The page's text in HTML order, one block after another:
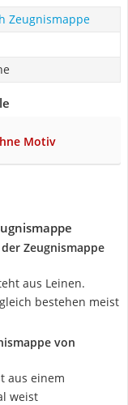
Zeugnismappe
Motiv
Zeugnismappe
aus Leinen.
bestehen meist
von
aus einem
weist